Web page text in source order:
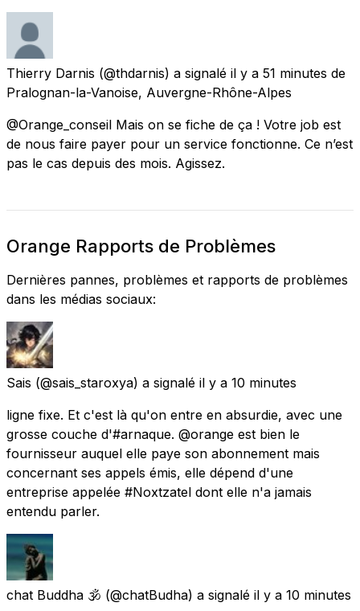
Thierry Darnis (@thdarnis) a signalé il y a 51 minutes de
Pralognan-la-Vanoise, Auvergne-Rhône-Alpes
@Orange_conseil Mais on se fiche de ça ! Votre job est
de nous faire payer pour un service fonctionne. Ce n’est
pas le cas depuis des mois. Agissez.
Orange Rapports de Problèmes
Dernières pannes, problèmes et rapports de problèmes
dans les médias sociaux:
Sais (@sais_staroxya) a signalé il y a 10 minutes
ligne fixe. Et c'est là qu'on entre en absurdie, avec une
grosse couche d'#arnaque. @orange est bien le
fournisseur auquel elle paye son abonnement mais
concernant ses appels émis, elle dépend d'une
entreprise appelée #Noxtzatel dont elle n'a jamais
entendu parler.
chat Buddha 🕉️ (@chatBudha) a signalé il y a 10 minutes